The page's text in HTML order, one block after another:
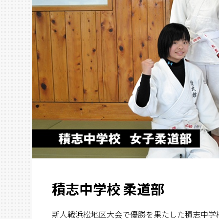
積志中学校 柔道部
新人戦浜松地区大会で優勝を果たした積志中学